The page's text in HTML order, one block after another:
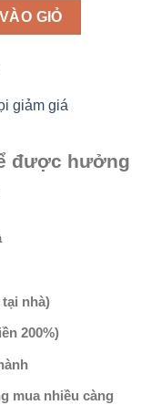
GIỎ
giảm giá
được hưởng
nhà)
200%)
mua nhiều càng